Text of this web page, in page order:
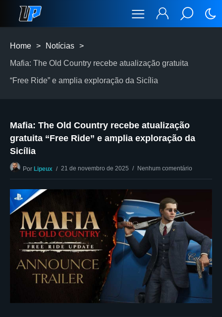
Home > Notícias >
Mafia: The Old Country recebe atualização gratuita
“Free Ride” e amplia exploração da Sicília
Mafia: The Old Country recebe atualização
gratuita “Free Ride” e amplia exploração da
Sicília
Por Lipeux 21 de novembro de 2025 Nenhum comentário